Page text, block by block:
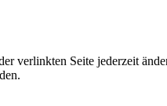
verlinkten Seite jederzeit